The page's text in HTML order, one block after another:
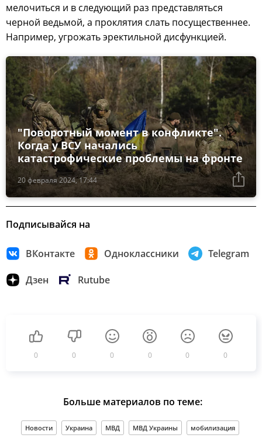
мелочиться и в следующий раз представляться
черной ведьмой, а проклятия слать посущественнее.
Например, угрожать эректильной дисфункцией.
20 февраля 2024, 17:44
"Поворотный момент в конфликте".
Когда у ВСУ начались
катастрофические проблемы на фронте
Подписывайся на
ВКонтакте Одноклассники Telegram
Дзен Rutube
0 0 0 0 0 0
Больше материалов по теме:
Новости Украина МВД МВД Украины мобилизация